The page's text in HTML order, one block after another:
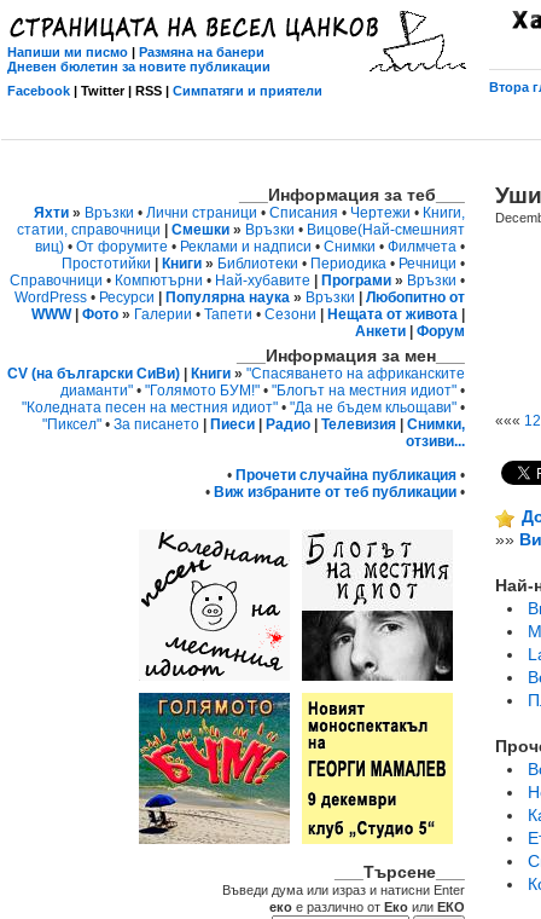
Напиши ми писмо | Размяна на банери
Дневен бюлетин за новите публикации
Facebook | Twitter | RSS | Симпатяги и приятели Втора
«««
»»
Най-
___Информация за теб___
Яхти » Връзки • Лични страници • Списания • Чертежи • Книги,
статии, справочници
Смешки » Връзки • Вицове(Най-смешният
виц) • От форумите • Реклами и надписи • Снимки • Филмчета •
Простотийки
Книги » Библиотеки • Периодика • Речници •
Справочници • Компютърни • Най-хубавите Програми » Връзки •
WordPress • Ресурси Популярна наука » Връзки
Любопитно от
WWW| Фото » Галерии • Тапети • Сезони Нещата от живота
Анкети
Форум
___Информация за мен___
CV (на български СиВи) Книги » "Спасяването на африканските
диаманти" • "Голямото БУМ!" • "Блогът на местния идиот" •
"Коледната песен на местния идиот" • "Да не бъдем кльощави" •
"Пиксел" • За писането Пиеси Радио Телевизия
Снимки,
отзиви...
• Прочети случайна публикация •
• Виж избраните от теб публикации •
___Търсене___
Въведи дума или израз и натисни Enter
еко е различно от Еко или ЕКО